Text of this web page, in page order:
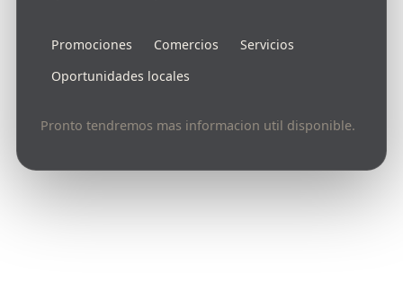
Promociones Comercios
Servicios
Oportunidades locales
Pronto tendremos mas informacion util disponible.